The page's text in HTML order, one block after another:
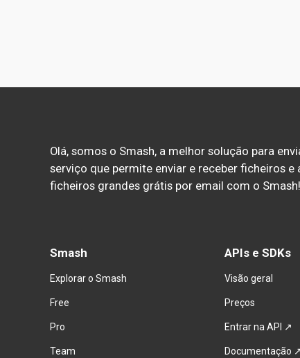
Olá, somos o Smash, a melhor solução para
serviço que permite enviar e receber ficheiros
ficheiros grandes grátis por email com o Smash!
Smash
Explorar o Smash
Free
Pro
Team
APIs e SDKs
Visão geral
Preços
Entrar na API ↗
Documentação ↗